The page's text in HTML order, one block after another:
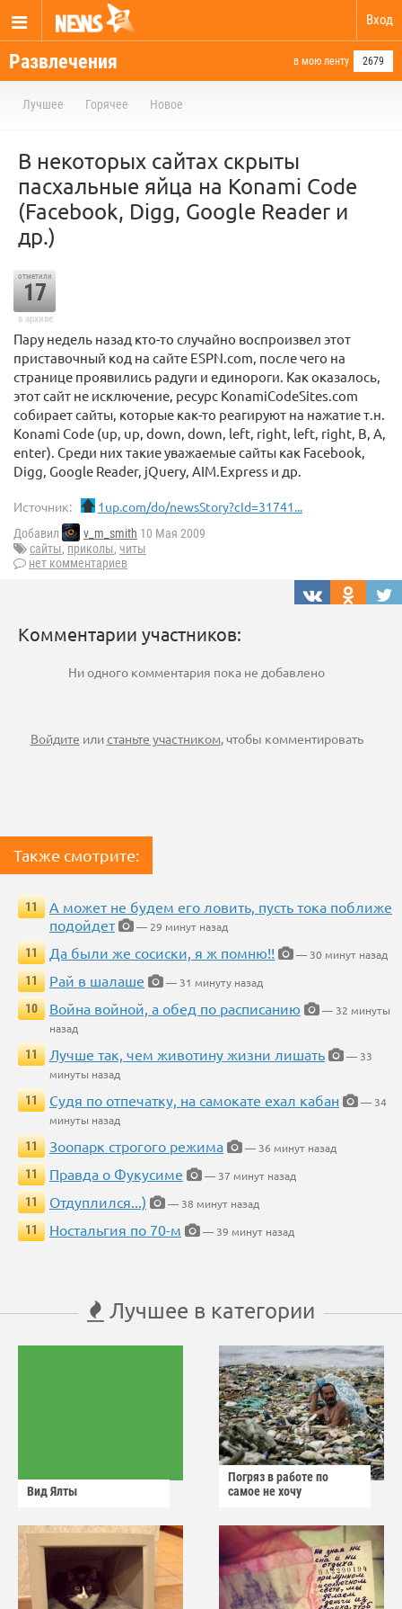
Вход
Развлечения в мою ленту 2679
Лучшее Горячее Новое
В некоторых сайтах скрыты
пасхальные яйца на Konami Code
(Facebook, Digg, Google Reader и
др.)
отметили
17
в архиве
Пару недель назад кто-то случайно воспроизвел этот
приставочный код на сайте ESPN.com, после чего на
странице проявились радуги и единороги. Как оказалось,
этот сайт не исключение, ресурс KonamiCodeSites.com
собирает сайты, которые как-то реагируют на нажатие т.н.
Konami Code (up, up, down, down, left, right, left, right, B, A,
enter). Среди них такие уважаемые сайты как Facebook,
Digg, Google Reader, jQuery, AIM.Express и др.
Источник: 1up.com/do/newsStory?cId=31741...
Добавил v_m_smith 10 Мая 2009
сайты, приколы, читы
нет комментариев
Комментарии участников:
Ни одного комментария пока не добавлено
Войдите илистаньте участником, чтобы комментировать
Также смотрите:
11
А может не будем его ловить, пусть тока поближе
подойдет
— 29 минут назад
11
Да были же сосиски, я ж помню!!
— 30 минут назад
11
Рай в шалаше
— 31 минуту назад
10
Война войной, а обед по расписанию
— 32 минуты
назад
11
Лучше так, чем животину жизни лишать
— 33
минуты назад
11
Судя по отпечатку, на самокате ехал кабан
— 34
минуты назад
11
Зоопарк строгого режима
— 36 минут назад
11
Правда о Фукусиме
— 37 минут назад
11
Отдуплился...)
— 38 минут назад
11
Ностальгия по 70-м — 39 минут назад
Лучшее в категории
Вид Ялты
Погряз в работе по
самое не хочу